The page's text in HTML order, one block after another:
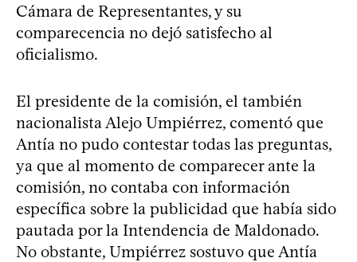
Cámara de Representantes, y su
comparecencia no dejó satisfecho al
oficialismo.
El presidente de la comisión, el también
nacionalista Alejo Umpiérrez, comentó que
Antía no pudo contestar todas las preguntas,
ya que al momento de comparecer ante la
comisión, no contaba con información
específica sobre la publicidad que había sido
pautada por la Intendencia de Maldonado.
No obstante, Umpiérrez sostuvo que Antía